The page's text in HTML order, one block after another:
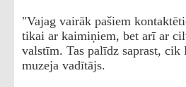
"Vajag vairāk pašiem
tikai ar kaimiņiem, bet arī ar
valstīm. Tas palīdz saprast,
muzeja vadītājs.